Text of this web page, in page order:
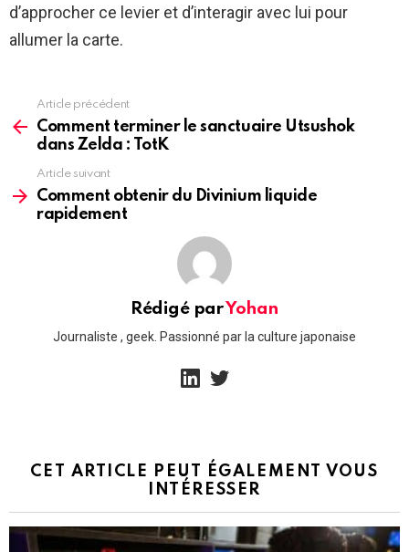
d’approcher ce levier et d’interagir avec lui pour
allumer la carte.
more
Article précédent
Comment terminer le sanctuaire Utsushok
dans Zelda : TotK
Article suivant
Comment obtenir du Divinium liquide
rapidement
Rédigé parYohan
Journaliste , geek. Passionné par la culture japonaise
linkedin
CET ARTICLE PEUT ÉGALEMENT VOUS
INTÉRESSER